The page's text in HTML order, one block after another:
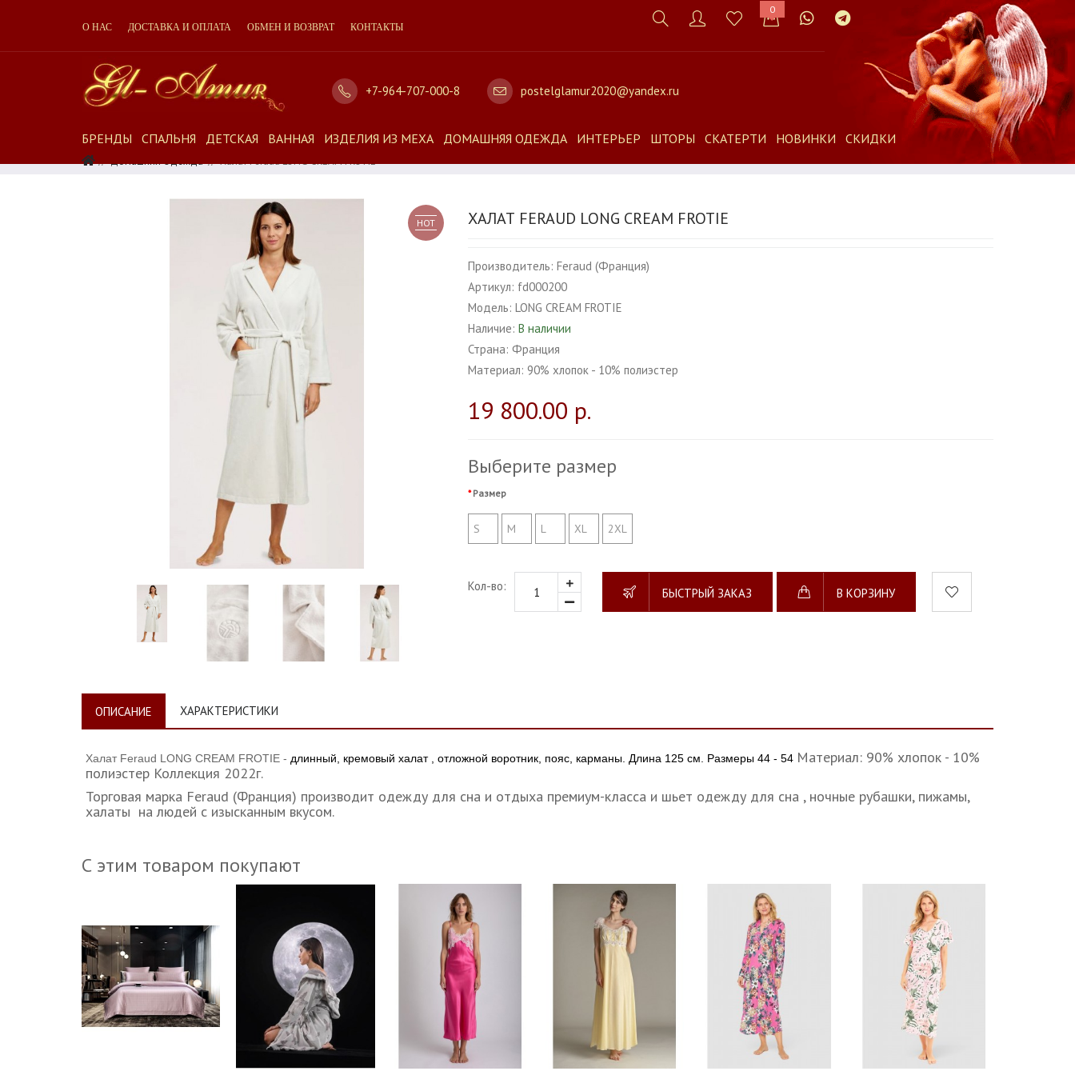
0
О НАС ДОСТАВКА И ОПЛАТА ОБМЕН И ВОЗВРАТ КОНТАКТЫ
+7-964-707-000-8 postelglamur2020@yandex.ru
БРЕНДЫ СПАЛЬНЯ ДЕТСКАЯ ВАННАЯ ИЗДЕЛИЯ ИЗ МЕХА ДОМАШНЯЯ ОДЕЖДА ИНТЕРЬЕР ШТОРЫ СКАТЕРТИ НОВИНКИ СКИДКИ
Домашняя Одежда Халат Feraud LONG CREAM FROTIE
HOT ХАЛАТ FERAUD LONG CREAM FROTIE
Производитель: Feraud (Франция)
Артикул: fd000200
Модель: LONG CREAM FROTIE
Наличие: В наличии
Страна: Франция
Материал: 90% хлопок - 10% полиэстер
19 800.00 р.
Выберите размер
Размер
S M L XL 2XL
Кол-во: БЫСТРЫЙ ЗАКАЗ В КОРЗИНУ
ОПИСАНИЕ ХАРАКТЕРИСТИКИ
Халат Feraud LONG CREAM FROTIE - длинный, кремовый халат , отложной воротник, пояс, карманы. Длина 125 см. Размеры 44 - 54 Материал: 90% хлопок - 10%
полиэстер Коллекция 2022г.
Торговая марка Feraud (Франция) производит одежду для сна и отдыха премиум-класса и шьет одежду для сна , ночные рубашки, пижамы,
халаты на людей с изысканным вкусом.
С этим товаром покупают